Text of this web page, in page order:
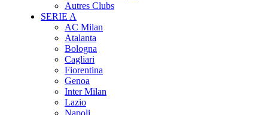
Autres Clubs
SERIE A
AC Milan
Atalanta
Bologna
Cagliari
Fiorentina
Genoa
Inter Milan
Lazio
Napoli